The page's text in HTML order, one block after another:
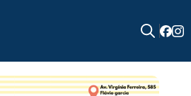
for: